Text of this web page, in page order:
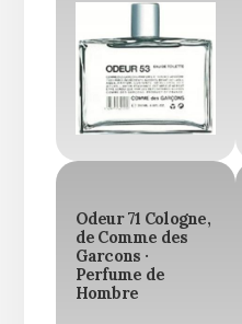
Odeur 71 Cologne,
de Comme des
Garcons ·
Perfume de
Hombre